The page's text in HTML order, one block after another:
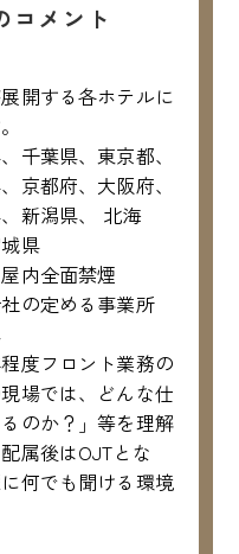
コメント
開する各ホテルに
千葉県、東京都、
京都府、大阪府、
新潟県、 北海
県
内全面禁煙
の定める事業所
度フロント業務の
場では、どんな仕
のか？」等を理解
属後はOJTとな
何でも聞ける環境